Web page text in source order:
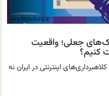
جعلی؛ واقعیت
کنیم؟
اینترنتی در ایران نه